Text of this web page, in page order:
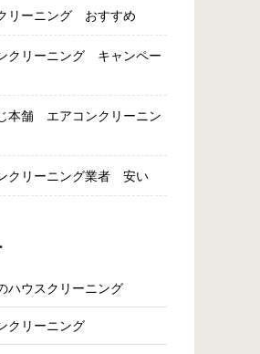
リーニング おすすめ
クリーニング キャンペー
本舗 エアコンクリーニン
クリーニング業者 安い
ハウスクリーニング
クリーニング